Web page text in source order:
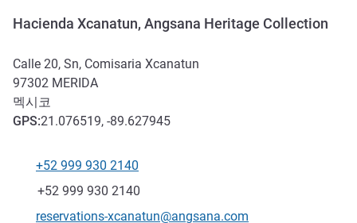
Hacienda Xcanatun, Angsana Heritage Collection
Calle 20, Sn, Comisaria Xcanatun
97302 MERIDA
멕시코
GPS:21.076519, -89.627945
전화
+52 999 930 2140
팩스
+52 999 930 2140
E-mail
reservations-xcanatun@angsana.com